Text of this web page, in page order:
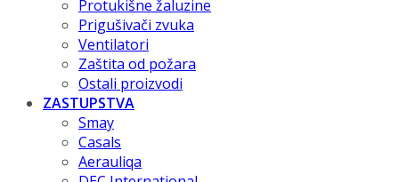
Protukišne žaluzine
Prigušivači zvuka
Ventilatori
Zaštita od požara
Ostali proizvodi
ZASTUPSTVA
Smay
Casals
Aerauliqa